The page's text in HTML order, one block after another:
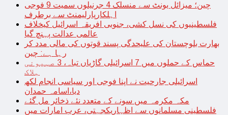
چین؛ میزائل یونٹ سے منسلک 4 جرنیلوں سمیت 9 فوجی
اہلکارپارلیمنٹ سے برطرف
فلسطینیوں کی نسل کشی، جنوبی افریقہ اسرائیل کیخلاف
عالمی عدالت پہنچ گیا
بھارت بلوچستان کی علیحدگی پسند قوتوں کی مالی مدد کر
رہا ہے: چین
حماس کے حملوں میں 7 اسرائیلی گاڑیاں تباہ، 3 صہیونی
ہلاک
اسرائیلی جارحیت نے اپنا فوجی اور سیاسی انجام لکھ
دیا،اسامہ حمدان
مکہ مکرمہ میں سونے کے متعدد نئے ذخائر مل گئے
فلسطینی مسلمانوں سے اظہاریکجہتی، عرب امارات میں